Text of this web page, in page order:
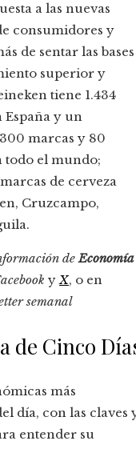
a las nuevas
consumidores y
de sentar las bases
superior y
tiene 1.434
España y un
marcas y 80
todo el mundo;
de cerveza
Cruzcampo,
deEconomía
yX, o en
semanal
de Cinco
más
día, con las claves
entender su